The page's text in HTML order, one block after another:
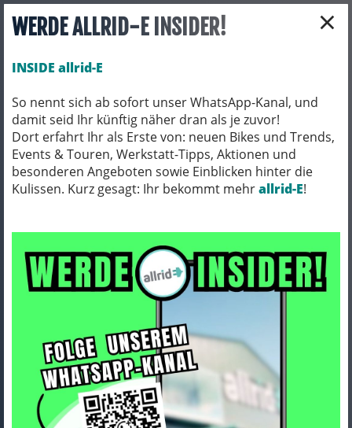
×
WERDE ALLRID-E INSIDER!
INSIDE allrid-E
So nennt sich ab sofort unser WhatsApp-Kanal, und
damit seid Ihr künftig näher dran als je zuvor!
Dort erfahrt Ihr als Erste von: neuen Bikes und Trends,
Events & Touren, Werkstatt-Tipps, Aktionen und
besonderen Angeboten sowie Einblicken hinter die
Kulissen. Kurz gesagt: Ihr bekommt mehrallrid-E!
Toggle navigation
FAHRRADZUBEHÖR PACKTASCHEN / ORTLIEB